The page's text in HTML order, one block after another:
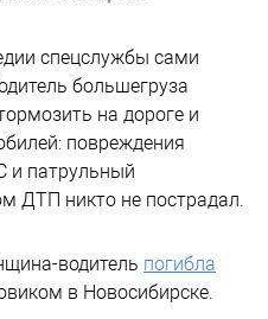
спецслужбы сами
большегруза
на дороге и
повреждения
патрульный
ДТП никто не пострадал.
водитель погибла
в Новосибирске.